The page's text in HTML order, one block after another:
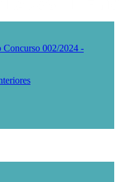
Concurso 002/2024 -